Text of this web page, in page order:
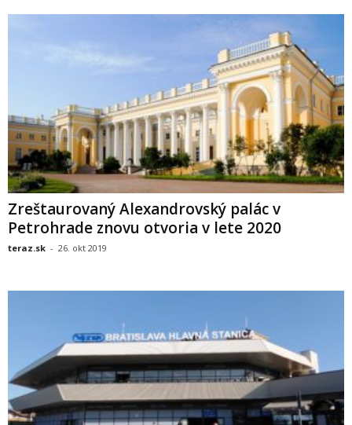
Zreštaurovaný Alexandrovský palác v
Petrohrade znovu otvoria v lete 2020
teraz.sk - 26. okt 2019